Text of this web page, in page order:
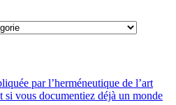
par l’herméneutique de l’art
si vous documentiez déjà un monde